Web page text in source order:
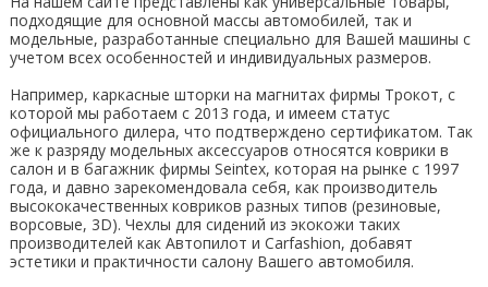
подходящие для основной массы автомобилей, так и
модельные, разработанные специально для Вашей машины с
учетом всех особенностей и индивидуальных размеров.
Например, каркасные шторки на магнитах фирмы Трокот, с
которой мы работаем с 2013 года, и имеем статус
официального дилера, что подтверждено сертификатом. Так
же к разряду модельных аксессуаров относятся коврики в
салон и в багажник фирмы Seintex, которая на рынке с 1997
года, и давно зарекомендовала себя, как производитель
высококачественных ковриков разных типов (резиновые,
ворсовые, 3D). Чехлы для сидений из экокожи таких
производителей как Автопилот и Carfashion, добавят
эстетики и практичности салону Вашего автомобиля.